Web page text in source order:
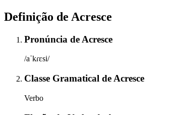
Definição de Acresce
Pronúncia de Acresce
/aˈkɾɛsi/
Classe Gramatical de Acresce
Verbo